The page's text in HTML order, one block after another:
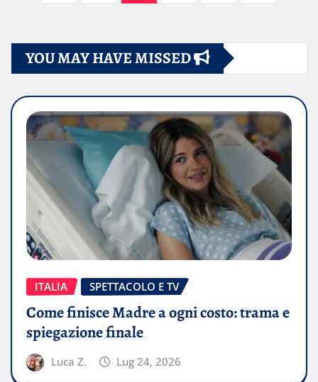
articoli
YOU MAY HAVE MISSED
ITALIA SPETTACOLO E TV
Come finisce Madre a ogni costo: trama e
spiegazione finale
Luca Z. Lug 24, 2026